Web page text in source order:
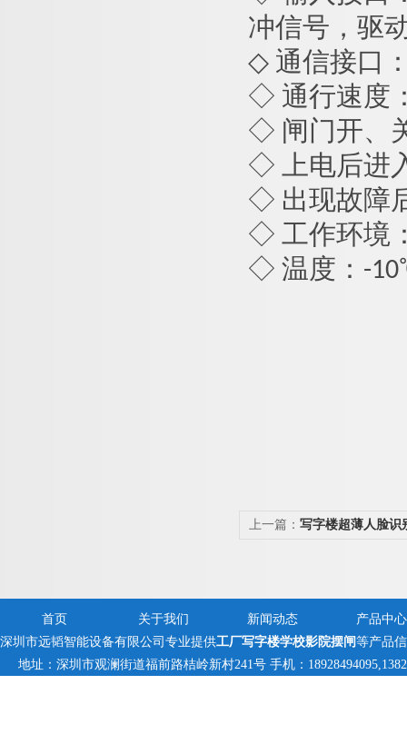
冲信号，驱
◇ 通信接口
◇ 通行速度
◇ 闸门开、
◇ 上电后进
◇ 出现故障
◇ 工作环境
◇ 温度：-
上一篇： 写字楼超薄人脸识
首页 关于我们 新闻动态
产品中心
深圳市远韬智能设备有限公司专业提供工厂写字楼学校影院摆闸等产品
地址：深圳市观澜街道福前路桔岭新村241号 手机：